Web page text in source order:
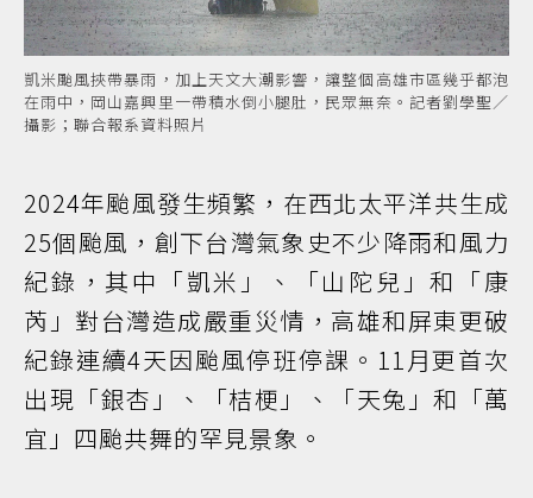
凱米颱風挾帶暴雨，加上天文大潮影響，讓整個高雄市區幾乎都泡
在雨中，岡山嘉興里一帶積水倒小腿肚，民眾無奈。記者劉學聖／
攝影；聯合報系資料照片
2024年颱風發生頻繁，在西北太平洋共生成
25個颱風，創下台灣氣象史不少降雨和風力
紀錄，其中「凱米」、「山陀兒」和「康
芮」對台灣造成嚴重災情，高雄和屏東更破
紀錄連續4天因颱風停班停課。11月更首次
出現「銀杏」、「桔梗」、「天兔」和「萬
宜」四颱共舞的罕見景象。